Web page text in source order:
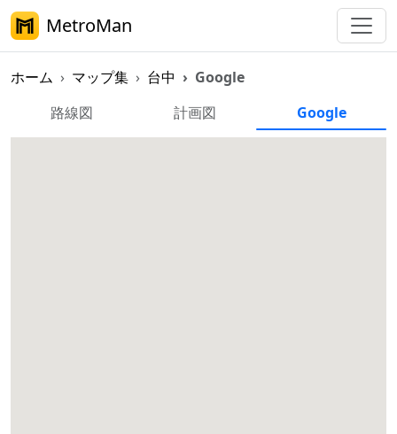
MetroMan
ホーム マップ集 台中 Google
台中メトロ Google マップ
路線図 計画図 Google